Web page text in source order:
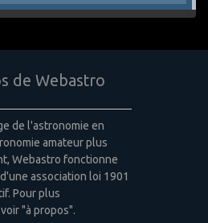
de Webastro
de l'astronomie en
amateur plus
Webastro fonctionne
association loi 1901
Pour plus
"à propos".